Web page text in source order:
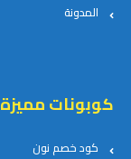
المدونة
كوبونات مميزة
كود خصم نون